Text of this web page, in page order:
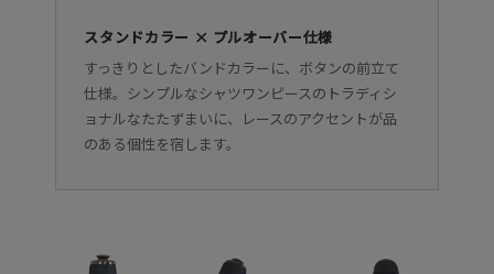
スタンドカラー × プルオーバー仕様
すっきりとしたバンドカラーに、ボタンの前立て
仕様。シンプルなシャツワンピースのトラディシ
ョナルなたたずまいに、レースのアクセントが品
のある個性を宿します。